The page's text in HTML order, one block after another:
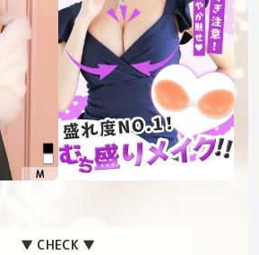
▼ CHECK ▼